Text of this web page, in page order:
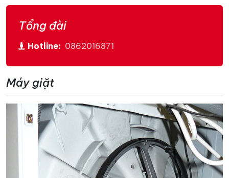
Tổng đài
Hotline: 0862016871
Máy giặt